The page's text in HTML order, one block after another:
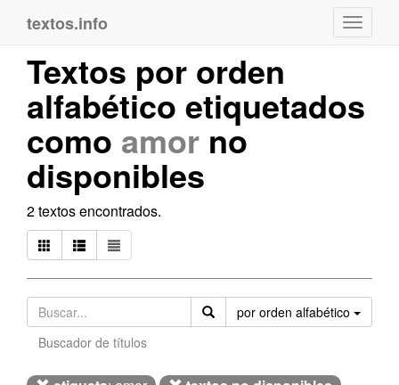
textos.info
Textos por orden
alfabético etiquetados
como amor no
disponibles
2 textos encontrados.
por orden alfabético
Buscador de títulos